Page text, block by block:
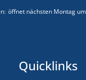
Öffnungs- oder
öffnet nächsten Montag
Quicklinks